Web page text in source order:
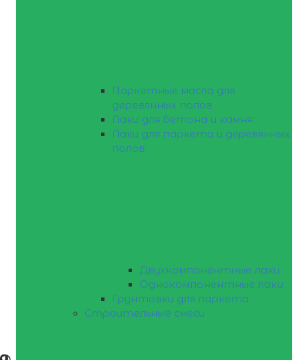
Паркетные масла для
деревянных полов
Лаки для бетона и камня
Лаки для паркета и деревянных
полов
Двухкомпонентные лаки
Однокомпонентные лаки
Грунтовки для паркета
Строительные смеси